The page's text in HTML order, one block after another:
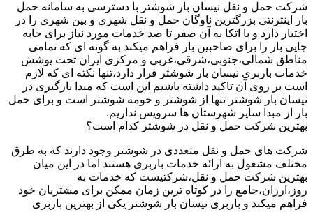
شرکت حمل و نقل نیسان بار شوشتر با دسترسی به سامانه حمل
بار اینترنتی بزرگترین ناوگان حمل و نقل شهری و بین شهری را در
اختیار دارد و با اتکا به آن صفر تا صد خدمات مورد نیاز برای جابه
جایی بار را برای صاحبین بار فراهم میکند به گونه ای که تمامی
مناطق شمالی،جنوبی،شرقی،غربی و مرکزی ایران تحت پوشش
خدمات باربری نیسان بار شوشتر قرار دارد،تنها نکته ای که لازم
است بر روی آن تاکید داشته باشیم این است که مبدا بارگیری در
نیسان بار شوشتر تنها از شوشتر و حومه شوشتر است و برای حمل
بار از مبدا سایر شهرستان ها سرویس نداریم.
بهترین شرکت حمل و نقل در شوشتر کدام است؟
شرکت های حمل و نقل متعددی در شوشتر وجود دارند که به طرق
مختلف مشغول به ارائه خدمات باربری هستند اما در این میان
بهترین شرکت حمل و نقل،شرکتیست که خدمات به
روز،ارزان،جامع را در کوتاه ترین زمان ممکن برای مشتریان خود
فراهم میکند و باربری نیسان بار شوشتر یکی از بهترین باربری